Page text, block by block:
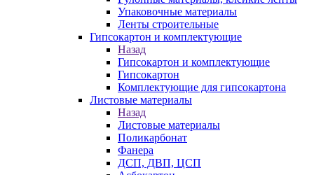
Упаковочные материалы
Ленты строительные
Гипсокартон и комплектующие
Назад
Гипсокартон и комплектующие
Гипсокартон
Комплектующие для гипсокартона
Листовые материалы
Назад
Листовые материалы
Поликарбонат
Фанера
ДСП, ДВП, ЦСП